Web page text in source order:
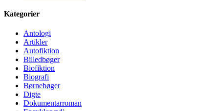
Kategorier
Antologi
Artikler
Autofiktion
Billedbøger
Biofiktion
Biografi
Børnebøger
Digte
Dokumentarroman